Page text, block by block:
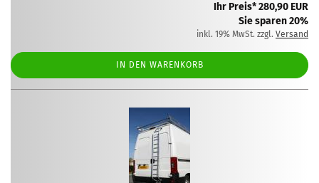
Ihr Preis* 280,90 EUR
Sie sparen 20%
inkl. 19% MwSt. zzgl. Versand
IN DEN WARENKORB